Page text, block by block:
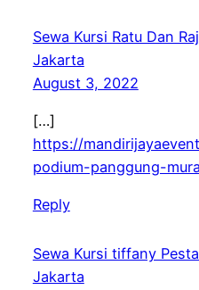
Sewa Kursi Ratu Dan
Jakarta
August 3, 2022
[…]
https://
podium-panggung-
Reply
Sewa Kursi tiffany
Jakarta